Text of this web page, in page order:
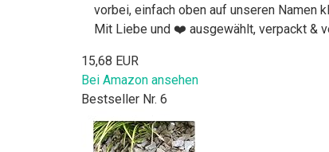
vorbei, einfach oben auf unseren Namen
Mit Liebe und ❤️ ausgewählt, verpackt &
15,68 EUR
Bei Amazon ansehen
Bestseller Nr. 6